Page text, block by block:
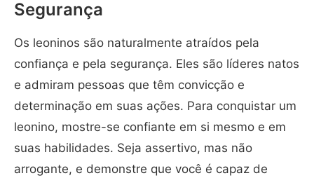
Segurança
Os leoninos são naturalmente atraídos pela
confiança e pela segurança. Eles são líderes natos
e admiram pessoas que têm convicção e
determinação em suas ações. Para conquistar um
leonino, mostre-se confiante em si mesmo e em
suas habilidades. Seja assertivo, mas não
arrogante, e demonstre que você é capaz de